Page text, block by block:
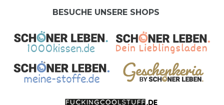
BESUCHE UNSERE SHOPS